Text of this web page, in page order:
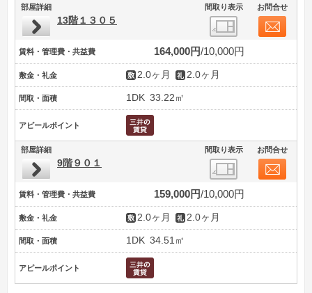
部屋詳細 間取り表示 お問合せ
13階１３０５
賃料・管理費・共益費 164,000円 10,000円
敷金・礼金 2.0ヶ月 2.0ヶ月
間取・面積 1DK 33.22㎡
アピールポイント
部屋詳細 間取り表示 お問合せ
9階９０１
賃料・管理費・共益費 159,000円 10,000円
敷金・礼金 2.0ヶ月 2.0ヶ月
間取・面積 1DK 34.51㎡
アピールポイント